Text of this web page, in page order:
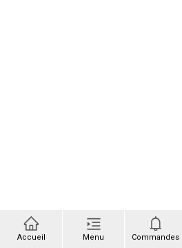
Accueil Menu Commandes